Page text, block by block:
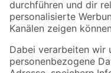
Folge uns